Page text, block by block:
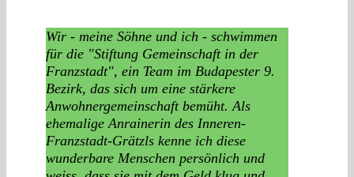
Wir - meine Söhne und ich - schwimmen
für die "Stiftung Gemeinschaft in der
Franzstadt", ein Team im Budapester 9.
Bezirk, das sich um eine stärkere
Anwohnergemeinschaft bemüht. Als
ehemalige Anrainerin des Inneren-
Franzstadt-Grätzls kenne ich diese
wunderbare Menschen persönlich und